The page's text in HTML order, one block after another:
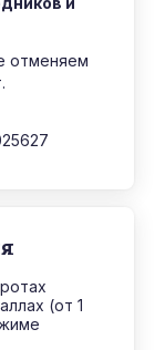
отменяем
(от 1